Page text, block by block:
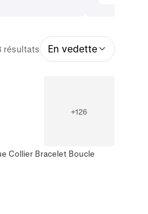
résultats En vedette
+126
Collier Bracelet Boucle